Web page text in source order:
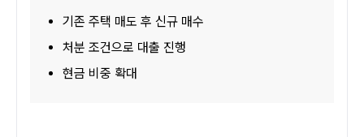
기존 주택 매도 후 신규 매수
처분 조건으로 대출 진행
현금 비중 확대